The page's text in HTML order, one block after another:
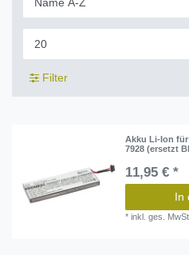
Filter
Akku Li-Ion für
7928 (ersetzt
11,95 € *
In
*inkl. ges. MwSt.